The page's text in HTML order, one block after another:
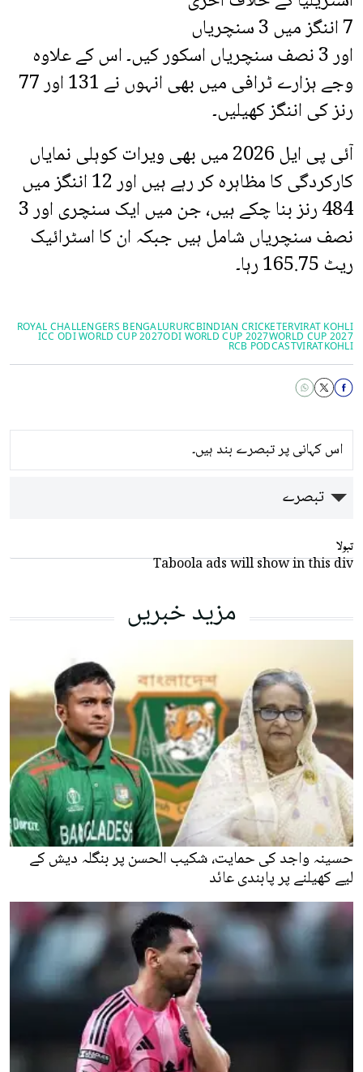
7 اننگز میں 3 سنچریاں
اور 3 نصف سنچریاں اسکور کیں۔ اس کے علاوہ
وجے ہزارے ٹرافی میں بھی انہوں نے 131 اور 77
رنز کی اننگز کھیلیں۔
آئی پی ایل 2026 میں بھی ویرات کوہلی نمایاں
کارکردگی کا مظاہرہ کر رہے ہیں اور 12 اننگز میں
484 رنز بنا چکے ہیں، جن میں ایک سنچری اور 3
نصف سنچریاں شامل ہیں جبکہ ان کا اسٹرائیک
ریٹ 165.75 رہا۔
VIRAT KOHLI
INDIAN CRICKETER
RCB
ROYAL CHALLENGERS BENGALURU
WORLD CUP 2027
ODI WORLD CUP 2027
ICC ODI WORLD CUP 2027
VIRATKOHLI
RCB PODCAST
اس کہانی پر تبصرے بند ہیں۔
تبصرے
تبولا
Taboola ads will show in this div
مزید خبریں
حسینہ واجد کی حمایت، شکیب الحسن پر بنگلہ دیش کے
لیے کھیلنے پر پابندی عائد